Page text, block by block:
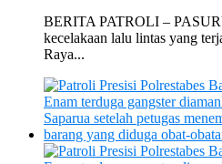
BERITA PATROLI –
kecelakaan lalu lintas yang
Raya...